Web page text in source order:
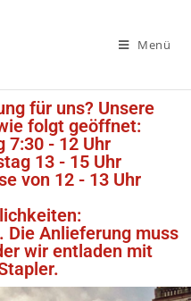
Menü
für uns? Unsere
folgt geöffnet:
7:30 - 12 Uhr
13 - 15 Uhr
von 12 - 13 Uhr
Die Anlieferung muss
wir entladen mit